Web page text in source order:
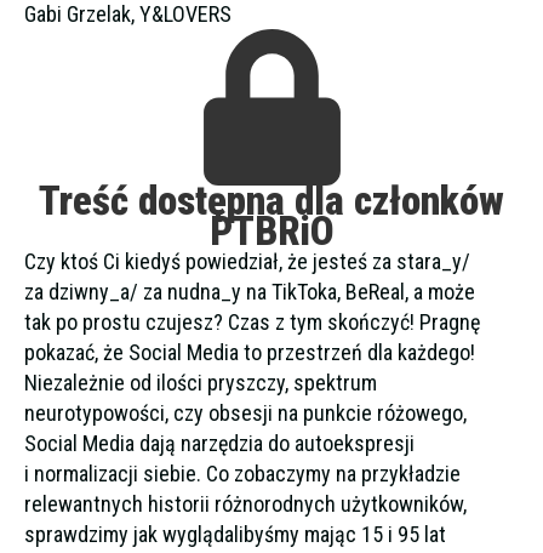
Gabi Grzelak, Y&LOVERS
Treść dostępna dla członków
PTBRiO
Czy ktoś Ci kiedyś powiedział, że jesteś za stara_y/
za dziwny_a/ za nudna_y na TikToka, BeReal, a może
tak po prostu czujesz? Czas z tym skończyć! Pragnę
pokazać, że Social Media to przestrzeń dla każdego!
Niezależnie od ilości pryszczy, spektrum
neurotypowości, czy obsesji na punkcie różowego,
Social Media dają narzędzia do autoekspresji
i normalizacji siebie. Co zobaczymy na przykładzie
relewantnych historii różnorodnych użytkowników,
sprawdzimy jak wyglądalibyśmy mając 15 i 95 lat